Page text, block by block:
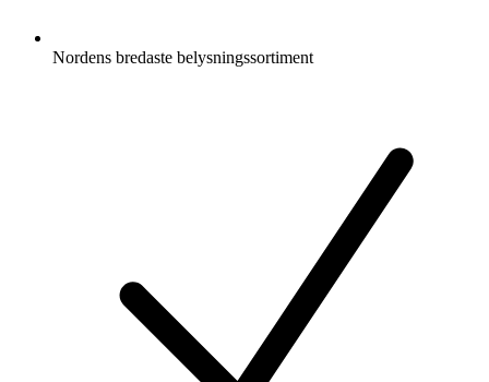
Nordens bredaste belysningssortiment